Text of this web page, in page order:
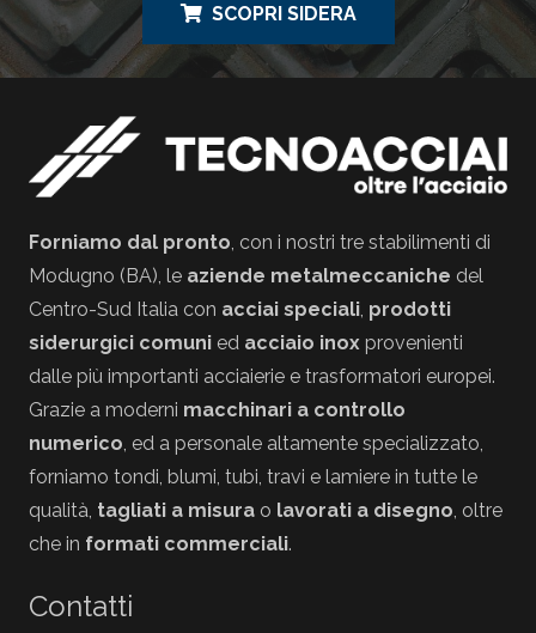
SCOPRI SIDERA
Forniamo dal pronto, con i nostri tre stabilimenti di
Modugno (BA), le aziende metalmeccaniche del
Centro-Sud Italia con acciai speciali, prodotti
siderurgici comuni ed acciaio inox provenienti
dalle più importanti acciaierie e trasformatori europei.
Grazie a moderni macchinari a controllo
numerico, ed a personale altamente specializzato,
forniamo tondi, blumi, tubi, travi e lamiere in tutte le
qualità, tagliati a misura o lavorati a disegno, oltre
che in formati commerciali.
Contatti